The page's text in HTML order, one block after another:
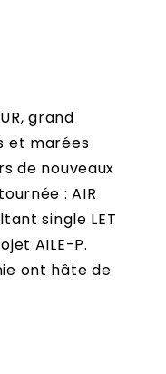
grand
et marées
de nouveaux
: AIR
single LET
AILE-P.
ont hâte de